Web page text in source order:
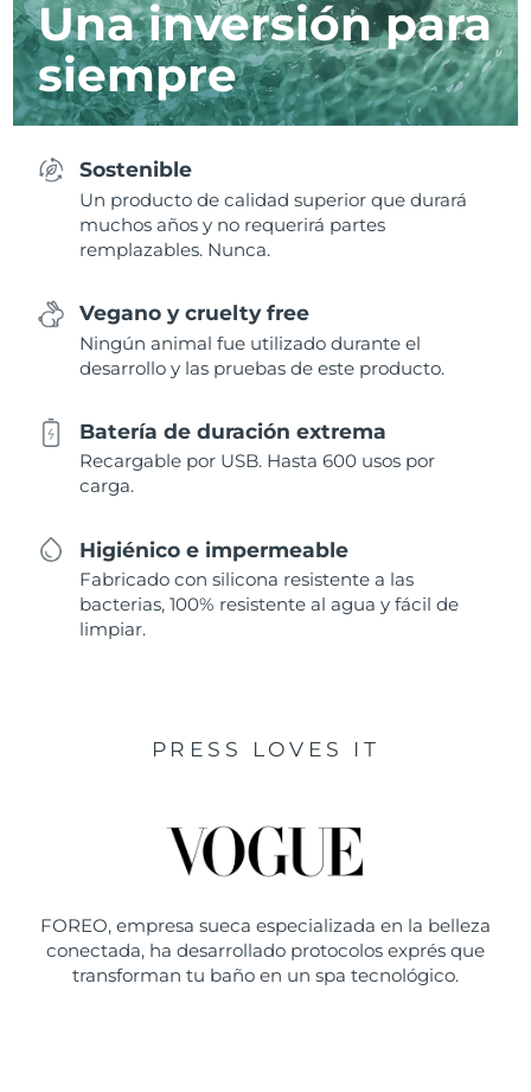
Una inversión para
siempre
Sostenible
Un producto de calidad superior que durará
muchos años y no requerirá partes
remplazables. Nunca.
Vegano y cruelty free
Ningún animal fue utilizado durante el
desarrollo y las pruebas de este producto.
Batería de duración extrema
Recargable por USB. Hasta 600 usos por
carga.
Higiénico e impermeable
Fabricado con silicona resistente a las
bacterias, 100% resistente al agua y fácil de
limpiar.
PRESS LOVES IT
FOREO, empresa sueca especializada en la belleza
conectada, ha desarrollado protocolos exprés que
transforman tu baño en un spa tecnológico.